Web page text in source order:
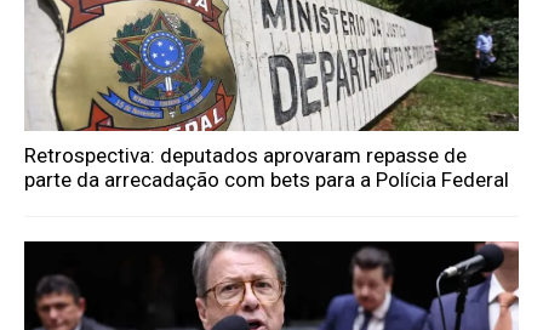
Retrospectiva: deputados aprovaram repasse de
parte da arrecadação com bets para a Polícia Federal